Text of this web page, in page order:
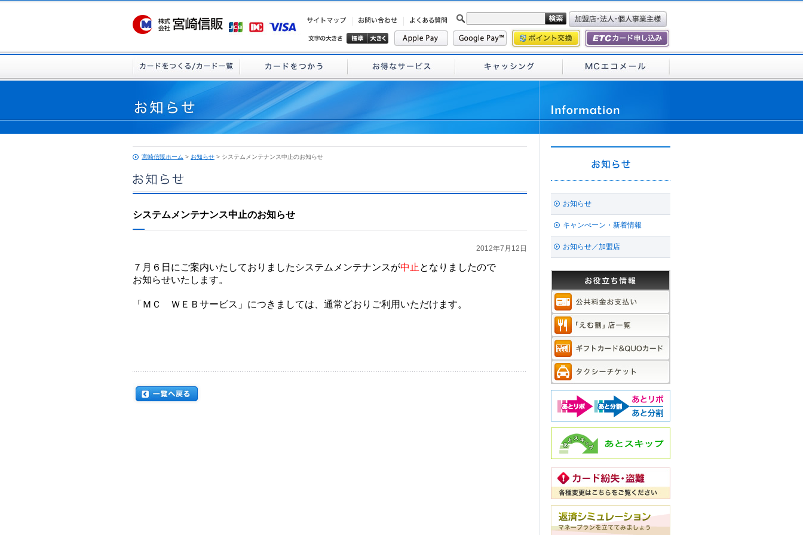
宮崎信販ホーム > お知らせ > システムメンテナンス中止のお知らせ
システムメンテナンス中止のお知らせ
2012年7月12日
７月６日にご案内いたしておりましたシステムメンテナンスが中止 となりましたので
お知らせいたします。
「ＭＣ ＷＥＢサービス」につきましては、通常どおりご利用いただけます。
お知らせ
キャンぺーン・新着情報
お知らせ／加盟店